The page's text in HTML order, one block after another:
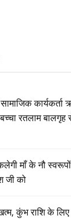
कार्यकर्ता
बच्चा रतलाम
माँ के नौ
जी को
कुंभ राशि के